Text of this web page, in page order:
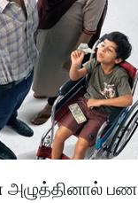
அழுத்தினால்